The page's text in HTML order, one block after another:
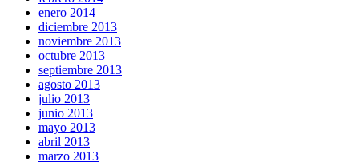
enero 2014
diciembre 2013
noviembre 2013
octubre 2013
septiembre 2013
agosto 2013
julio 2013
junio 2013
mayo 2013
abril 2013
marzo 2013